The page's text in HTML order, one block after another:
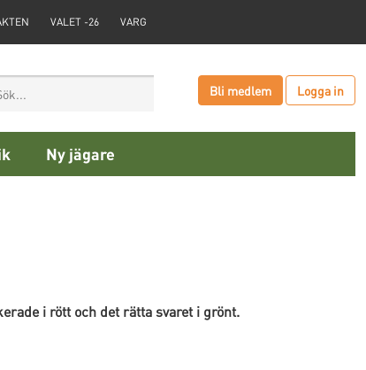
VALET -26 VARG
Bli medlem Logga in
Ny jägare
i rött och det rätta svaret i grönt.